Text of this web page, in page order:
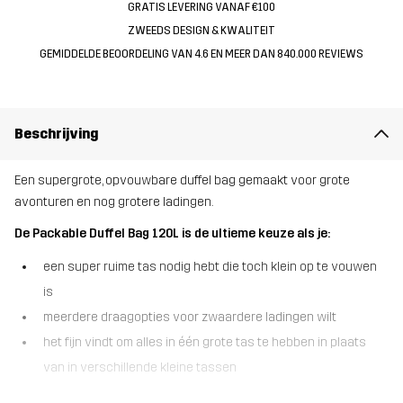
GRATIS LEVERING VANAF €100
ZWEEDS DESIGN & KWALITEIT
GEMIDDELDE BEOORDELING VAN 4.6 EN MEER DAN 840.000 REVIEWS
Beschrijving
Een supergrote, opvouwbare duffel bag gemaakt voor grote
avonturen en nog grotere ladingen.
De Packable Duffel Bag 120L is de ultieme keuze als je:
een super ruime tas nodig hebt die toch klein op te vouwen
is
meerdere draagopties voor zwaardere ladingen wilt
het fijn vindt om alles in één grote tas te hebben in plaats
van in verschillende kleine tassen